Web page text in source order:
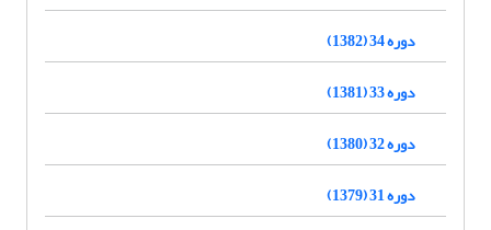
دوره 34 (1382)
دوره 33 (1381)
دوره 32 (1380)
دوره 31 (1379)